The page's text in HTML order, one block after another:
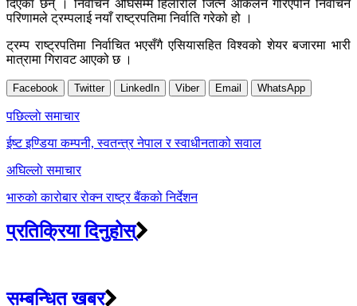
दिएका छन् । निर्वाचन अघिसम्म हिलारीले जित्ने आँकलन गरिएपनि निर्वाचन
परिणामले ट्रम्पलाई नयाँ राष्ट्रपतिमा निर्वाति गरेको हो ।
ट्रम्प राष्ट्रपतिमा निर्वाचित भएसँगै एसियासहित विश्वको शेयर बजारमा भारी
मात्रामा गिरावट आएको छ ।
Facebook Twitter LinkedIn Viber Email WhatsApp
Post
navigation
पछिल्लाे समाचार
ईष्ट इण्डिया कम्पनी, स्वतन्त्र नेपाल र स्वाधीनताको सवाल
अघिल्लाे समाचार
भारुको कारोबार रोक्न राष्ट्र बैंकको निर्देशन
प्रतिक्रिया दिनुहोस्
सम्बन्धित खबर